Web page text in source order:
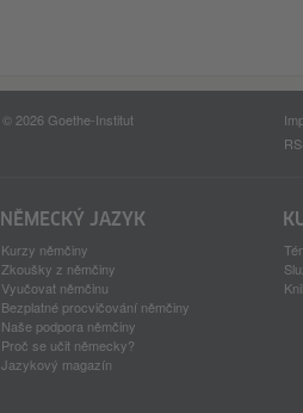
© 2026 Goethe-Institut
NĚMECKÝ JAZYK
Kurzy němčiny
Zkoušky z němčiny
Vyučovat němčinu
Bezplatné procvičování němčiny
Naše podpora němčiny
Proč se učit německy?
Jazykový magazín